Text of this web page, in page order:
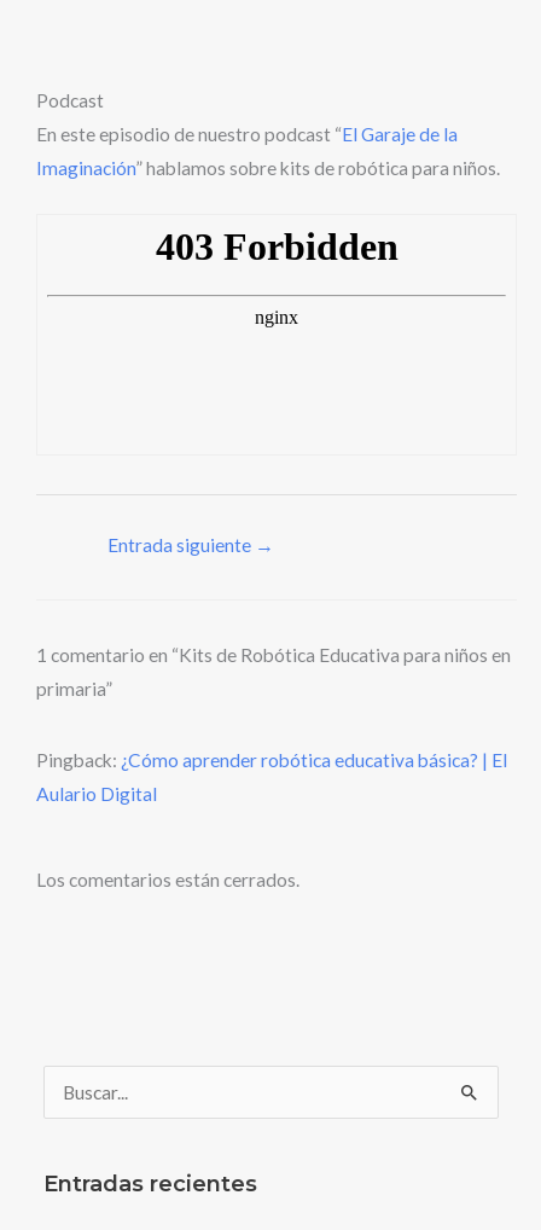
Podcast
En este episodio de nuestro podcast “El Garaje de la
Imaginación” hablamos sobre kits de robótica para niños.
Entrada siguiente →
1 comentario en “Kits de Robótica Educativa para niños en
primaria”
Pingback: ¿Cómo aprender robótica educativa básica? | El
Aulario Digital
Los comentarios están cerrados.
u
cEntradas recientes